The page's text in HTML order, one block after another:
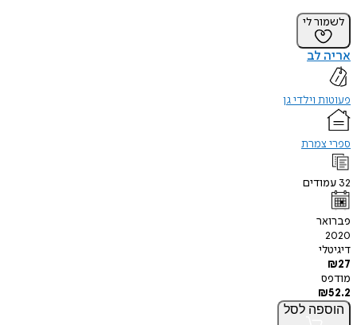
לשמור לי
אריה לב
פעוטות וילדי גן
ספרי צמרת
32 עמודים
פברואר
2020
דיגיטלי
₪27
מודפס
₪52.2
הוספה לסל